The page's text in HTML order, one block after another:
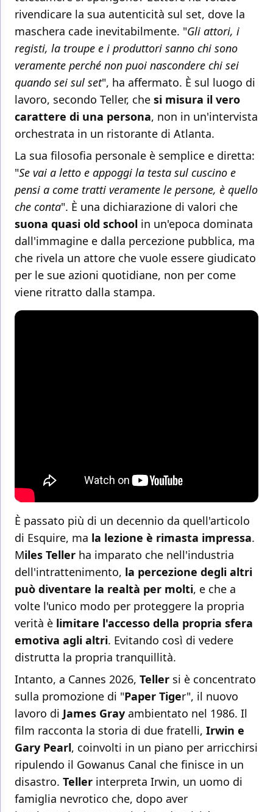
rivendicare la sua autenticità sul set, dove la
maschera cade inevitabilmente. "Gli attori, i
registi, la troupe e i produttori sanno chi sono
veramente perché non puoi nascondere chi sei
quando sei sul set", ha affermato. È sul luogo di
lavoro, secondo Teller, che si misura il vero
carattere di una persona, non in un'intervista
orchestrata in un ristorante di Atlanta.
La sua filosofia personale è semplice e diretta:
"Se vai a letto e appoggi la testa sul cuscino e
pensi a come tratti veramente le persone, è quello
che conta". È una dichiarazione di valori che
suona quasi old school in un'epoca dominata
dall'immagine e dalla percezione pubblica, ma
che rivela un attore che vuole essere giudicato
per le sue azioni quotidiane, non per come
viene ritratto dalla stampa.
È passato più di un decennio da quell'articolo
di Esquire, ma la lezione è rimasta impressa.
Miles Teller ha imparato che nell'industria
dell'intrattenimento, la percezione degli altri
può diventare la realtà per molti, e che a
volte l'unico modo per proteggere la propria
verità è limitare l'accesso della propria sfera
emotiva agli altri. Evitando così di vedere
distrutta la propria tranquillità.
Intanto, a Cannes 2026, Teller si è concentrato
sulla promozione di "Paper Tiger", il nuovo
lavoro di James Gray ambientato nel 1986. Il
film racconta la storia di due fratelli, Irwin e
Gary Pearl, coinvolti in un piano per arricchirsi
ripulendo il Gowanus Canal che finisce in un
disastro. Teller interpreta Irwin, un uomo di
famiglia nevrotico che, dopo aver